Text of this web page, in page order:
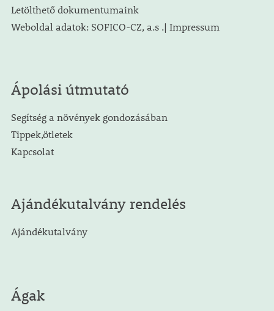
Letölthető dokumentumaink
Weboldal adatok: SOFICO-CZ, a.s .| Impressum
Ápolási útmutató
Segítség a növények gondozásában
Tippek,ötletek
Kapcsolat
Ajándékutalvány rendelés
Ajándékutalvány
Ágak